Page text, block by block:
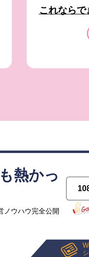
これならで
熱かっ
ノウハウ完全公開